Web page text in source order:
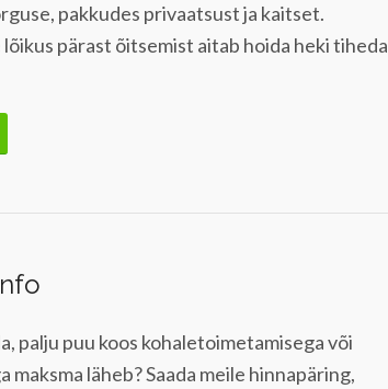
pakkudes privaatsust ja kaitset.
lõikus pärast õitsemist aitab hoida heki tiheda
palju puu koos kohaletoimetamisega või
maksma läheb? Saada meile hinnapäring,